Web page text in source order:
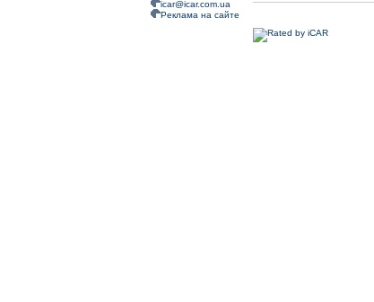
icar@icar.com.ua
Реклама на сайте